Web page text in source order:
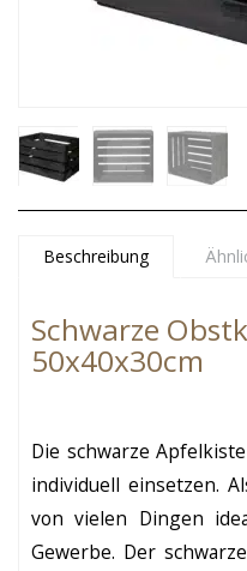
Beschreibung
Schwarze
50x40x30cm
Die schwarze
individuell einsetzen.
von vielen Dingen
Gewerbe. Der